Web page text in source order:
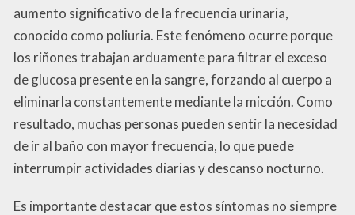
aumento significativo de la frecuencia urinaria,
conocido como poliuria. Este fenómeno ocurre porque
los riñones trabajan arduamente para filtrar el exceso
de glucosa presente en la sangre, forzando al cuerpo a
eliminarla constantemente mediante la micción. Como
resultado, muchas personas pueden sentir la necesidad
de ir al baño con mayor frecuencia, lo que puede
interrumpir actividades diarias y descanso nocturno.
Es importante destacar que estos síntomas no siempre